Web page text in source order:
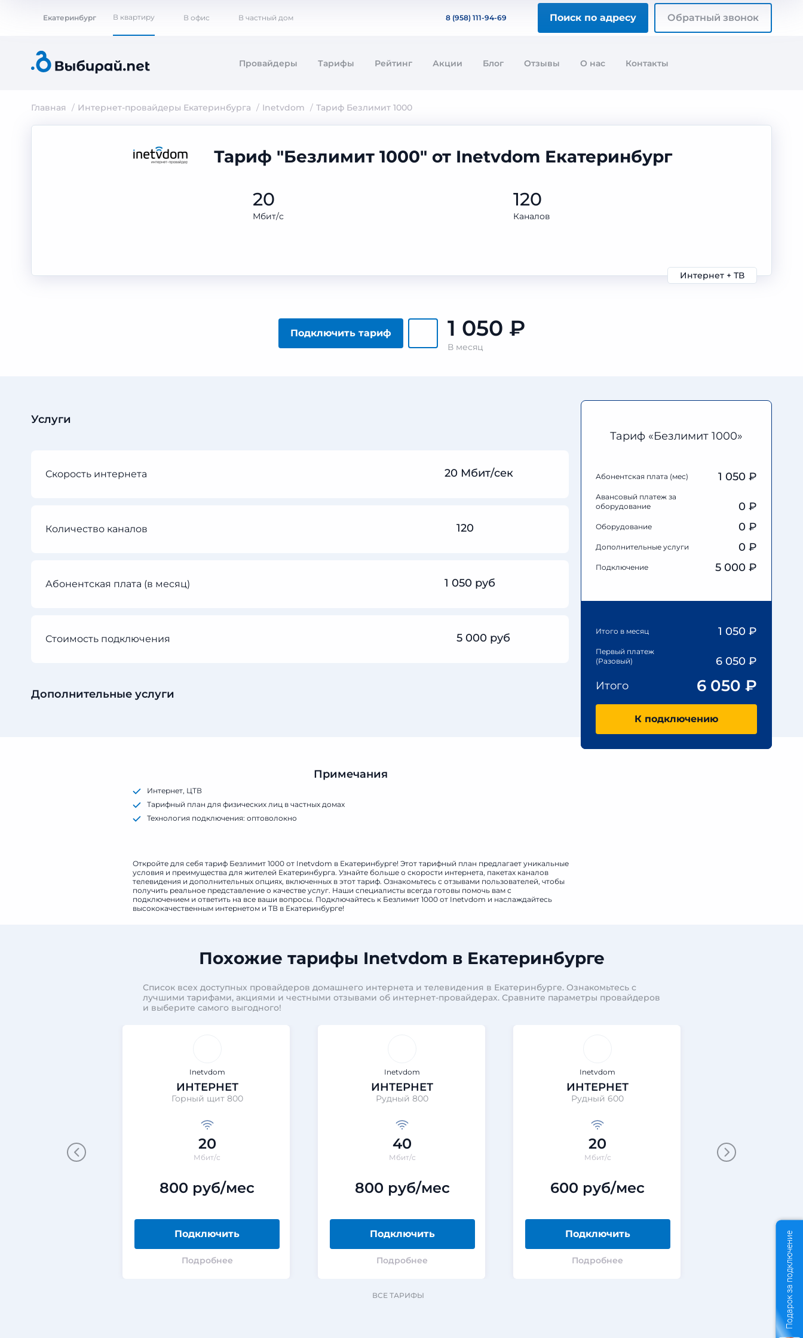
Екатеринбург В квартиру В офис В частный дом 8 (958) 111-94-69 Поиск по адресу Обратный звонок
Провайдеры Тарифы Рейтинг Акции Блог Отзывы О нас Контакты
Главная Интернет-провайдеры Екатеринбурга Inetvdom Тариф Безлимит 1000
Тариф "Безлимит 1000" от Inetvdom Екатеринбург
Интернет + ТВ
20
Мбит/с
120
Каналов
Подключить тариф 1 050 ₽
В месяц
Услуги
Скорость интернета 20 Мбит/сек
Количество каналов 120
Абонентская плата (в месяц) 1 050 руб
Стоимость подключения 5 000 руб
Дополнительные услуги
Примечания
Интернет, ЦТВ
Тарифный план для физических лиц в частных домах
Технология подключения: оптоволокно
Откройте для себя тариф Безлимит 1000 от Inetvdom в Екатеринбурге! Этот тарифный план предлагает уникальные
условия и преимущества для жителей Екатеринбурга. Узнайте больше о скорости интернета, пакетах каналов
телевидения и дополнительных опциях, включенных в этот тариф. Ознакомьтесь с отзывами пользователей, чтобы
получить реальное представление о качестве услуг. Наши специалисты всегда готовы помочь вам с
подключением и ответить на все ваши вопросы. Подключайтесь к Безлимит 1000 от Inetvdom и наслаждайтесь
высококачественным интернетом и ТВ в Екатеринбурге!
Тариф «Безлимит 1000»
Абонентская плата (мес) 1 050 ₽
Авансовый платеж за
оборудование
0 ₽
Оборудование 0 ₽
Дополнительные услуги 0 ₽
Подключение 5 000 ₽
Итого в месяц 1 050 ₽
Первый платеж
(Разовый)
6 050 ₽
Итого
6 050 ₽
К подключению
Похожие тарифы Inetvdom в Екатеринбурге
Список всех доступных провайдеров домашнего интернета и телевидения в Екатеринбурге. Ознакомьтесь с
лучшими тарифами, акциями и честными отзывами об интернет-провайдерах. Сравните параметры провайдеров
и выберите самого выгодного!
Inetvdom
ИНТЕРНЕТ
Горный щит 800
20
Мбит/с
800 руб/мес
Подключить
Подробнее
Inetvdom
ИНТЕРНЕТ
Рудный 800
40
Мбит/с
800 руб/мес
Подключить
Подробнее
Inetvdom
ИНТЕРНЕТ
Рудный 600
20
Мбит/с
600 руб/мес
Подключить
Подробнее
ВСЕ ТАРИФЫ Подарок за подключение